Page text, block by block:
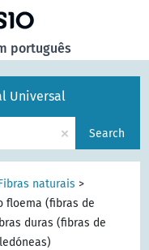
português
Universal
× Search
naturais >
floema (fibras de
duras (fibras de